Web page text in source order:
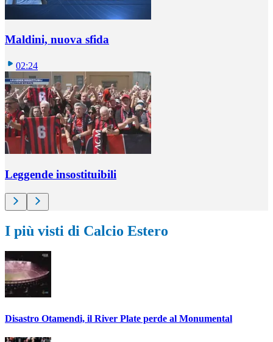
Maldini, nuova sfida
02:24
Leggende insostituibili
I più visti di Calcio Estero
Disastro Otamendi, il River Plate perde al Monumental